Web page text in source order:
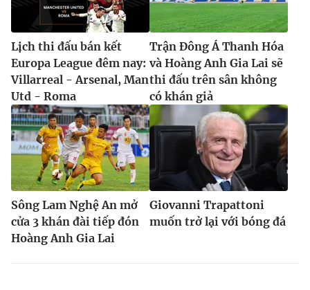
Lịch thi đấu bán kết
Europa League đêm nay:
Villarreal - Arsenal, Man
Utd - Roma
Trận Đông Á Thanh Hóa
và Hoàng Anh Gia Lai sẽ
thi đấu trên sân không
có khán giả
Sông Lam Nghệ An mở
cửa 3 khán đài tiếp đón
Hoàng Anh Gia Lai
Giovanni Trapattoni
muốn trở lại với bóng đá